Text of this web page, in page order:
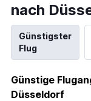
nach
Günstigster
Flug
Günstige
Düsseldorf